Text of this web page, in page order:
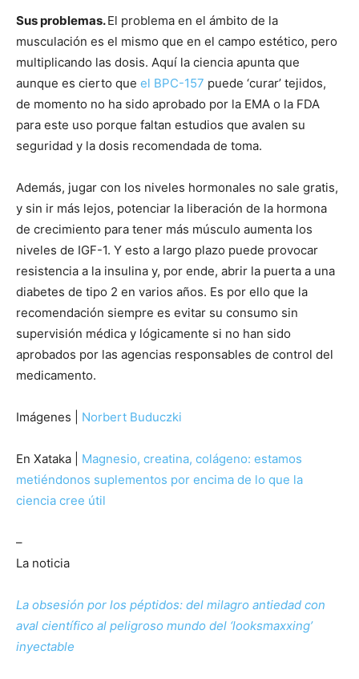
Sus problemas.El problema en el ámbito de la
musculación es el mismo que en el campo estético, pero
multiplicando las dosis. Aquí la ciencia apunta que
aunque es cierto que el BPC-157 puede ‘curar’ tejidos,
de momento no ha sido aprobado por la EMA o la FDA
para este uso porque faltan estudios que avalen su
seguridad y la dosis recomendada de toma.
Además, jugar con los niveles hormonales no sale gratis,
y sin ir más lejos, potenciar la liberación de la hormona
de crecimiento para tener más músculo aumenta los
niveles de IGF-1. Y esto a largo plazo puede provocar
resistencia a la insulina y, por ende, abrir la puerta a una
diabetes de tipo 2 en varios años. Es por ello que la
recomendación siempre es evitar su consumo sin
supervisión médica y lógicamente si no han sido
aprobados por las agencias responsables de control del
medicamento.
Imágenes | Norbert Buduczki
En Xataka | Magnesio, creatina, colágeno: estamos
metiéndonos suplementos por encima de lo que la
ciencia cree útil
–
La noticia
La obsesión por los péptidos: del milagro antiedad con
aval científico al peligroso mundo del ‘looksmaxxing’
inyectable